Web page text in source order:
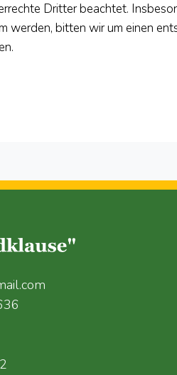
Dritter beachtet.
werden, bitten wir um einen